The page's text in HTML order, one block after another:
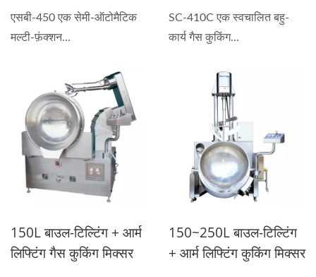
एसबी-450 एक सेमी-ऑटोमैटिक
मल्टी-फ़ंक्शन...
SC-410C एक स्वचालित बहु-
कार्य गैस कुकिंग...
150L बाउल-टिल्टिंग + आर्म
लिफ्टिंग गैस कुकिंग मिक्सर
150~250L बाउल-टिल्टिंग
+ आर्म लिफ्टिंग कुकिंग मिक्सर